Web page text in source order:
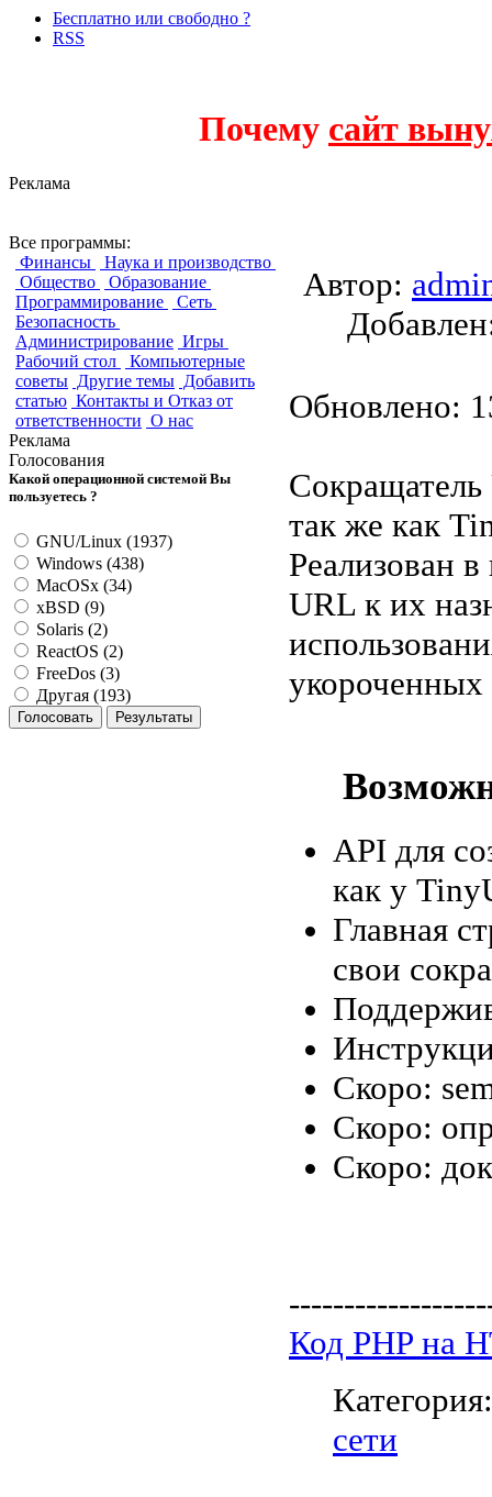
Бесплатно или свободно ?
RSS
Почему сайт
Реклама
Все программы:
Финансы
Наука и производство
Общество
Образование
Программирование
Сеть
Безопасность
Администрирование Игры
Рабочий стол
Компьютерные
советы Другие темы Добавить
статью Контакты и Отказ от
ответственности О нас
Реклама
Голосования
Какой операционной системой Вы
пользуетесь ?
GNU/Linux (1937)
Windows (438)
MacOSx (34)
xBSD (9)
Solaris (2)
ReactOS (2)
FreeDos (3)
Другая (193)
Автор:
Обновлено:
Сокращатель
так же как
Реализован
URL к их
API для
как у
Главная
свои
Скоро:
Скоро:
Скоро:
Код PHP на
сети